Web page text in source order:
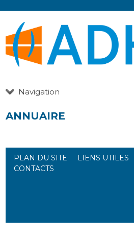
Navigation
ANNUAIRE
PLAN DU SITE LIENS UTILES
CONTACTS